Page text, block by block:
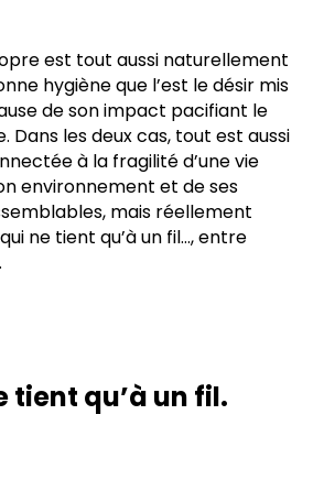
est tout aussi naturellement
hygiène que l’est le désir mis
de son impact pacifiant le
les deux cas, tout est aussi
à la fragilité d’une vie
environnement et de ses
mais réellement
ne tient qu’à un fil…, entre
tient qu’à un fil.